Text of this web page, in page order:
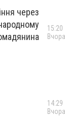
через
15:20
Вчора
14:29
Вчора